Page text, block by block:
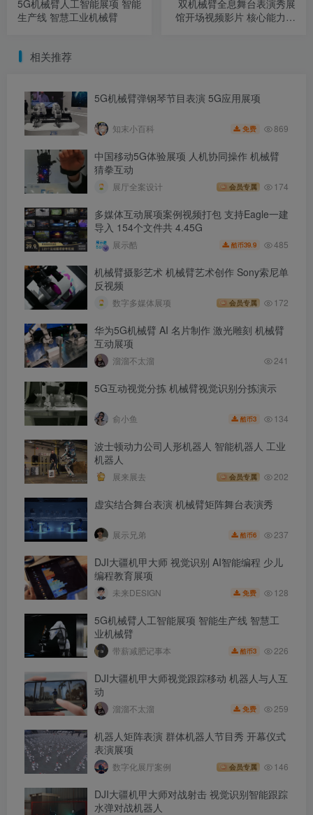
5G机械臂人工智能展项 智能
生产线 智慧工业机械臂
双机械臂全息舞台表演秀展
馆开场视频影片 核心能力展
相关推荐
5G机械臂弹钢琴节目表演 5G应用展项
知末小百科 免费 869
中国移动5G体验展项 人机协同操作 机械臂
猜拳互动
展厅全案设计 会员专属 174
多媒体互动展项案例视频打包 支持Eagle一建
导入 154个文件共 4.45G
展示酷 酷币39.9 485
机械臂摄影艺术 机械臂艺术创作 Sony索尼单
反视频
数字多媒体展项 会员专属 172
华为5G机械臂 AI 名片制作 激光雕刻 机械臂
互动展项
溜溜不太溜 241
5G互动视觉分拣 机械臂视觉识别分拣演示
俞小鱼 酷币3 134
波士顿动力公司人形机器人 智能机器人 工业
机器人
展来展去 会员专属 202
虚实结合舞台表演 机械臂矩阵舞台表演秀
展示兄弟 酷币6 237
DJI大疆机甲大师 视觉识别 AI智能编程 少儿
编程教育展项
未来DESIGN 免费 128
5G机械臂人工智能展项 智能生产线 智慧工
业机械臂
带薪减肥记事本 酷币3 226
DJI大疆机甲大师视觉跟踪移动 机器人与人互
动
溜溜不太溜 免费 259
机器人矩阵表演 群体机器人节目秀 开幕仪式
表演展项
数字化展厅案例 会员专属 146
DJI大疆机甲大师对战射击 视觉识别智能跟踪
水弹对战机器人